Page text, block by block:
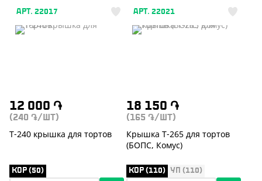
АРТ. 22017
12 000 ֏
(240 ֏ /ШТ)
Т-240 крышка для тортов
КОР (50)
АРТ. 22021
18 150 ֏
(165 ֏ /ШТ)
Крышка Т-265 для тортов
(БОПС, Комус)
КОР (110) УП (110)